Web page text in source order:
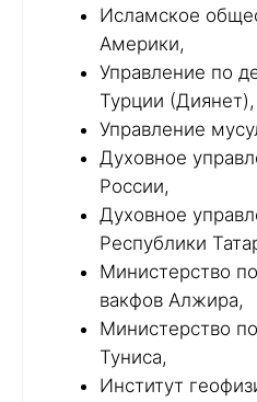
Исламское
Америки,
Управление по
Турции (Диянет),
Управление
Духовное
России,
Духовное
Республики
Министерство
вакфов Алжира,
Министерство
Туниса,
Институт